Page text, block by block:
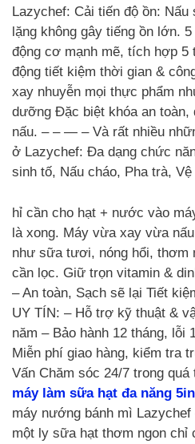
Lazychef: Cải tiến độ ồn:
lặng không gây tiếng ồn lớn.
động cơ mạnh mẽ, tích hợp 5
động tiết kiệm thời gian &
xay nhuyễn mọi thực phẩm
dưỡng Đặc biệt khóa an toàn,
nấu. – – — – Và rất nhiều
ở Lazychef: Đa dạng chức
sinh tố, Nấu cháo, Pha trà,
hỉ cần cho hạt + nước vào
là xong. Máy vừa xay vừa
như sữa tươi, nóng hổi, thơm
cần lọc. Giữ trọn vitamin &
– An toàn, Sạch sẽ lại Tiết
UY TÍN: – Hỗ trợ kỹ thuật &
năm – Bảo hành 12 tháng, lỗi
Miễn phí giao hàng, kiểm tra
Vấn Chăm sóc 24/7 trong
máy làm sữa hạt đa năng
máy nướng bánh mì
một ly sữa hạt thơm ngon chỉ